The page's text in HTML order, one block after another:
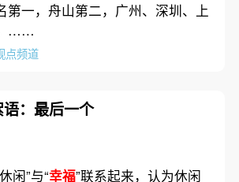
第一，舟山第二，广州、深圳、上
……
点频道
：最后一个
闲”与“幸福”联系起来，认为休闲